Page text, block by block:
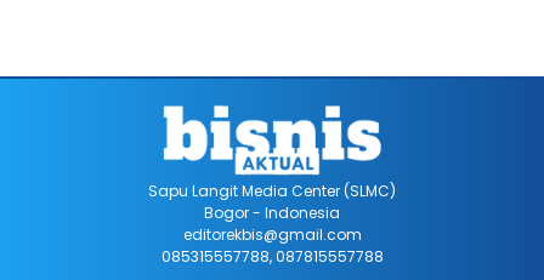
Sapu Langit Media Center (SLMC)
Bogor - Indonesia
editorekbis@gmail.com
085315557788, 087815557788